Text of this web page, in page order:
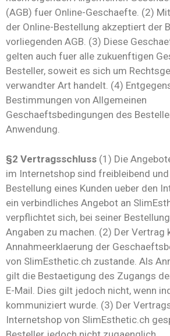
(AGB) fuer Online-Geschaefte. (2)
der Online-Bestellung akzeptiert der
vorliegenden AGB. (3) Diese
gelten auch fuer alle zukuenftigen
Besteller, soweit es sich um
verwandter Art handelt. (4)
Bestimmungen von Allgemeinen
Geschaeftsbedingungen des
Anwendung.
§2 Vertragsschluss (1) Die
im Internetshop sind freibleibend
Bestellung eines Kunden ueber den
ein verbindliches Angebot an
verpflichtet sich, bei seiner
Angaben zu machen. (2) Der
Annahmeerklaerung der
von SlimEsthetic.ch zustande. Als
gilt die Bestaetigung des Zugangs
E-Mail. Dies gilt jedoch nicht, wenn
kommuniziert wurde. (3) Der
Internetshop von SlimEsthetic.ch